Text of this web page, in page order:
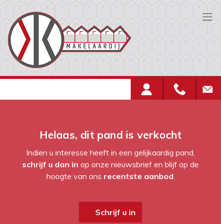
Menu overslaan en naar de inhoud gaan
Helaas, dit pand is verkocht
Indien u interesse heeft in een gelijkaardig pand,
schrijf u dan in op onze nieuwsbrief en blijf op de
hoogte van ons recentste aanbod.
Schrijf u in